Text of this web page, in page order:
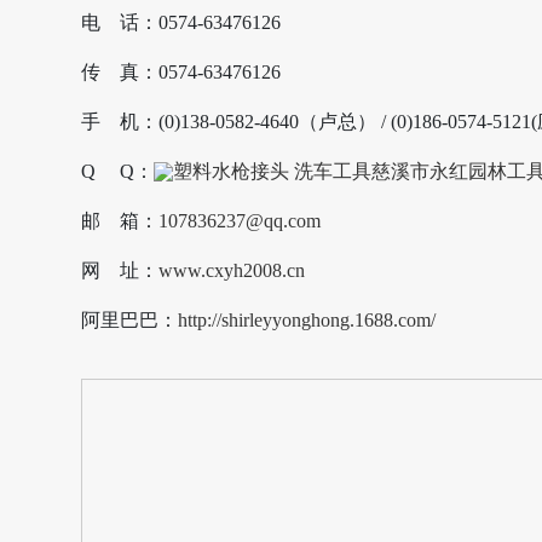
电 话：0574-63476126
传 真：0574-63476126
手 机：(0)138-0582-4640（卢总） / (0)186-0574-
Q Q：
邮 箱： 107836237@qq.com
网 址：www.cxyh2008.cn
阿里巴巴：http://shirleyyonghong.1688.com/